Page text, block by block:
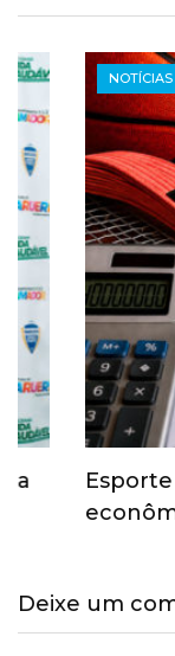
NOTÍCIAS
Esporte
econômica e
Deixe um